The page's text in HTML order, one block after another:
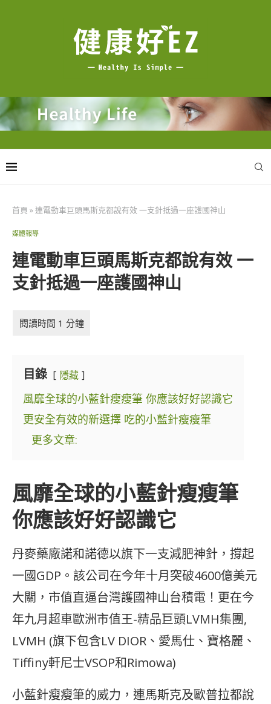
首頁 »連電動車巨頭馬斯克都說有效 一支針抵過一座護國神山
媒體報導
連電動車巨頭馬斯克都說有效 一
支針抵過一座護國神山
目錄 隱藏
風靡全球的小藍針瘦瘦筆 你應該好好認識它
更安全有效的新選擇 吃的小藍針瘦瘦筆
更多文章:
風靡全球的小藍針瘦瘦筆
你應該好好認識它
丹麥藥廠諾和諾德以旗下一支減肥神針，撐起
一國GDP。該公司在今年十月突破4600億美元
大關，市值直逼台灣護國神山台積電！更在今
年九月超車歐洲市值王-精品巨頭LVMH集團,
LVMH (旗下包含LV DIOR、愛馬仕、寶格麗、
Tiffiny軒尼士VSOP和Rimowa)
小藍針瘦瘦筆的威力，連馬斯克及歐普拉都說